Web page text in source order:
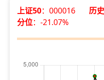
上证50：000016 历
分位：-21.07%